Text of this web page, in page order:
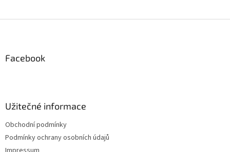
Facebook
Užitečné informace
Obchodní podmínky
Podmínky ochrany osobních údajů